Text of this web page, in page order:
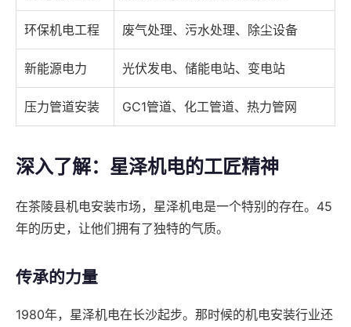
环保机电工程 废气处理、污水处理、除尘设备
新能源电力 光伏发电、储能电站、变电站
压力管道安装 GC1管道、化工管道、热力管网
深入了解：星泽机电的工匠精神
在茶陵县机电安装市场，星泽机电是一个特别的存在。45
年的历史，让他们拥有了独特的气质。
传承的力量
1980年，星泽机电在长沙起步。那时候的机电安装行业还